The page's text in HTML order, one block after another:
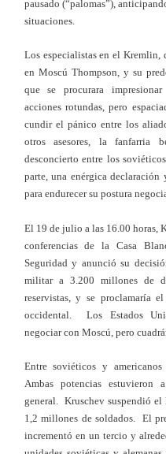
pausado (“palomas”),
situaciones.
Los especialistas en el Kremlin,
en Moscú Thompson, y su
que se procurara
acciones rotundas, pero
cundir el pánico entre los
otros asesores, la fanfarria
desconcierto entre los
parte, una enérgica
para endurecer su postura
El 19 de julio a las 16.00 horas,
conferencias de la Casa
Seguridad y anunció su
militar a 3.200 millones de
reservistas, y se proclamaría
occidental. Los Estados
negociar con Moscú, pero
Entre soviéticos y
Ambas potencias
general. Kruschev suspendió
1,2 millones de soldados. El
incrementó en un tercio y